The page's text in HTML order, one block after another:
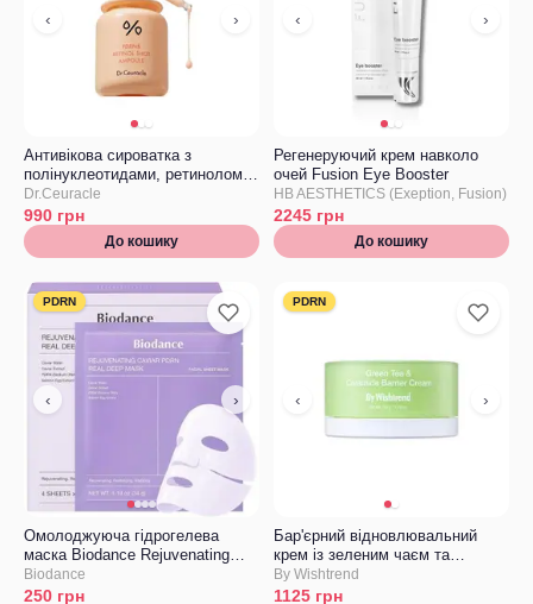
Centellian24
Cos de baha
Cosrx
Dear klairs
Derma Factory
Dermafirm
Doclab
Dr. Oracle
Dr.Althea
Dr.Ceuracle
Dr.Forhair
Dryope
Etude
Geek&georgeos
‹ ›
Антивікова сироватка з
полінуклеотидами, ретинолом
та спікулами Dr.Ceuracle PDRN
& Retinol Shot Ampoule
Dr.Ceuracle
990 грн
До кошику
‹ ›
Регенеруючий крем навколо
очей Fusion Eye Booster
HB AESTHETICS (Exeption, Fusion)
2245 грн
До кошику
PDRN
‹ ›
Омолоджуюча гідрогелева
маска Biodance Rejuvenating
Caviar PDRN Real Deep Mask з
ікрою і PDRN
Biodance
250 грн
PDRN
‹ ›
Бар'єрний відновлювальний
крем із зеленим чаєм та
церамідами BY WISHTREND
Green Tea & Ceramide Barrier
By Wishtrend
1125 грн